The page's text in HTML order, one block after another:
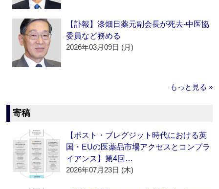
【訃報】漆畑日薬元副会長が死去‐中医協
委員など務める
2026年03月09日 (月)
もっと見る »
寄稿
【ポスト・ブレグジット時代における英
国・EUの医薬品市場アクセスとコンプラ
イアンス】第4回…
2026年07月23日 (木)